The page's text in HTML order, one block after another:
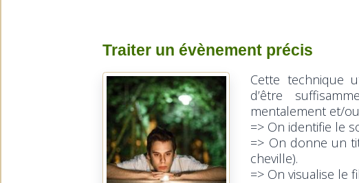
Traiter un évènement précis
Cette technique
d’être
mentalement et/
=> On identifie le
=> On donne un
cheville).
=> On visualise le